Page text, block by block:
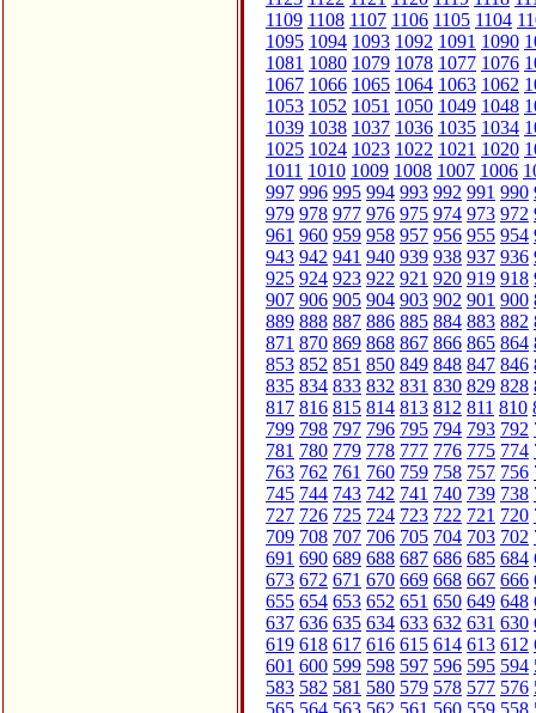
1109 1108 1107 1106 1105 1104
1095 1094 1093 1092 1091 1090
1081 1080 1079 1078 1077 1076
1067 1066 1065 1064 1063 1062
1053 1052 1051 1050 1049 1048
1039 1038 1037 1036 1035 1034
1025 1024 1023 1022 1021 1020
1011 1010 1009 1008 1007 1006
997 996 995 994 993 992 991 990
979 978 977 976 975 974 973 972
961 960 959 958 957 956 955 954
943 942 941 940 939 938 937 936
925 924 923 922 921 920 919 918
907 906 905 904 903 902 901 900
889 888 887 886 885 884 883 882
871 870 869 868 867 866 865 864
853 852 851 850 849 848 847 846
835 834 833 832 831 830 829 828
817 816 815 814 813 812 811 810
799 798 797 796 795 794 793 792
781 780 779 778 777 776 775 774
763 762 761 760 759 758 757 756
745 744 743 742 741 740 739 738
727 726 725 724 723 722 721 720
709 708 707 706 705 704 703 702
691 690 689 688 687 686 685 684
673 672 671 670 669 668 667 666
655 654 653 652 651 650 649 648
637 636 635 634 633 632 631 630
619 618 617 616 615 614 613 612
601 600 599 598 597 596 595 594
583 582 581 580 579 578 577 576